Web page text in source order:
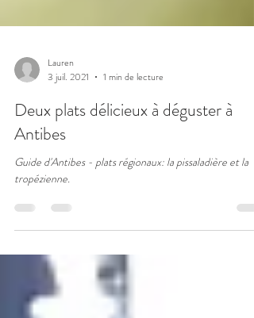
Lauren
3 juil. 2021
Deux plats délicieux à déguster à
Antibes
Guide d'Antibes - plats régionaux: la pissaladière et la
tropézienne.